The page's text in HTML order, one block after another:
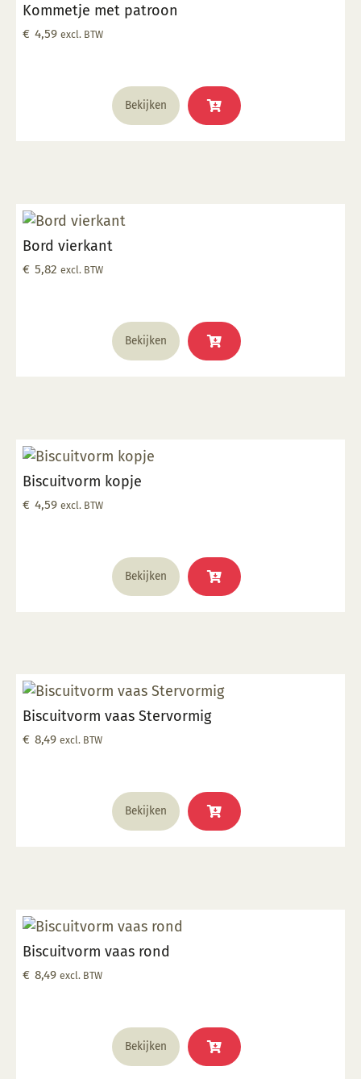
Kommetje met patroon
€ 4,59 excl. BTW
Bekijken
Bord vierkant
€ 5,82 excl. BTW
Bekijken
Biscuitvorm kopje
€ 4,59 excl. BTW
Bekijken
Biscuitvorm vaas Stervormig
€ 8,49 excl. BTW
Bekijken
Biscuitvorm vaas rond
€ 8,49 excl. BTW
Bekijken